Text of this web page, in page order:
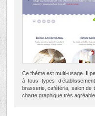
Ce thème est multi-usage. Il
à tous types
brasserie, cafétéria, salon de
charte graphique très agréable.